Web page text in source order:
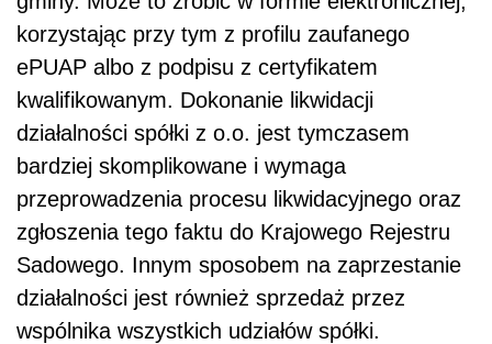
korzystając przy tym z profilu zaufanego
ePUAP albo z podpisu z certyfikatem
kwalifikowanym. Dokonanie likwidacji
działalności spółki z o.o. jest tymczasem
bardziej skomplikowane i wymaga
przeprowadzenia procesu likwidacyjnego oraz
zgłoszenia tego faktu do Krajowego Rejestru
Sadowego. Innym sposobem na zaprzestanie
działalności jest również sprzedaż przez
wspólnika wszystkich udziałów spółki.